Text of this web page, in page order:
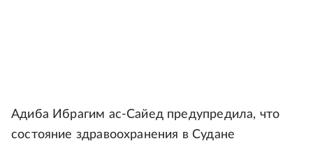
Адиба Ибрагим ас-Сайед предупредила, что
состояние здравоохранения в Судане